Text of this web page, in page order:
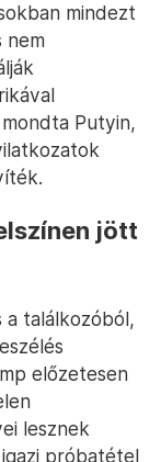
mindezt
nem
Putyin,
jött
találkozóból,
előzetesen
lesznek
próbatétel